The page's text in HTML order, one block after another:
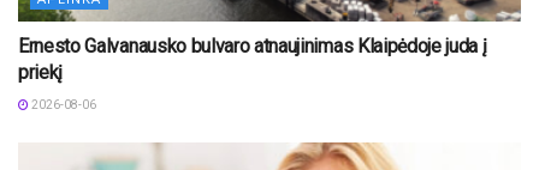
Ernesto Galvanausko bulvaro atnaujinimas Klaipėdoje juda į
priekį
2026-08-06